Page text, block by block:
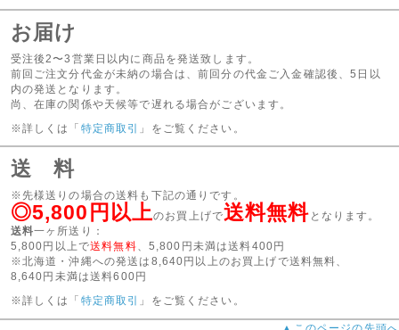
お届け
受注後2〜3営業日以内に商品を発送致します。
前回ご注文分代金が未納の場合は、前回分の代金ご入金確認後、5日以
内の発送となります。
尚、在庫の関係や天候等で遅れる場合がございます。
※詳しくは「 特定商取引 」をご覧ください。
送 料
※先様送りの場合の送料も下記の通りです。
◎5,800円以上のお買上げで送料無料 となります。
送料一ヶ所送り：
5,800円以上で送料無料 、5,800円未満は送料400円
※北海道・沖縄への発送は8,640円以上のお買上げで送料無料、
8,640円未満は送料600円
※詳しくは「 特定商取引 」をご覧ください。
▲このページの先頭へ